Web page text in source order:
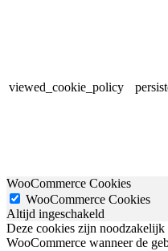
viewed_cookie_policy
WooCommerce Cookies
WooCommerce Cookies
Altijd ingeschakeld
Deze cookies zijn
WooCommerce wanneer de